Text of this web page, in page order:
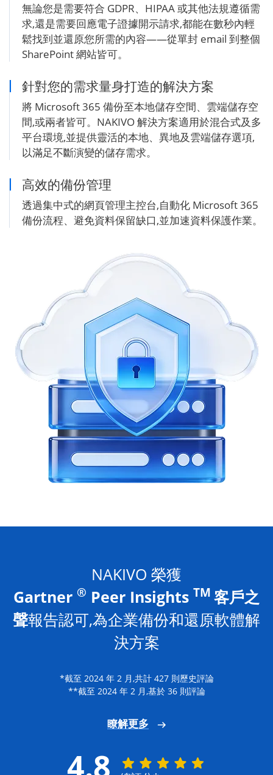
無論您是需要符合 GDPR、HIPAA 或其他法規遵循需
求,還是需要回應電子證據開示請求,都能在數秒內輕
鬆找到並還原您所需的內容——從單封 email 到整個
SharePoint 網站皆可。
針對您的需求量身打造的解決方案
將 Microsoft 365 備份至本地儲存空間、雲端儲存空
間,或兩者皆可。NAKIVO 解決方案適用於混合式及多
平台環境,並提供靈活的本地、異地及雲端儲存選項,
以滿足不斷演變的儲存需求。
高效的備份管理
透過集中式的網頁管理主控台,自動化 Microsoft 365
備份流程、避免資料保留缺口,並加速資料保護作業。
NAKIVO 榮獲
Gartner ® Peer Insights TM 客戶之
聲報告認可,為企業備份和還原軟體解
決方案
*截至 2024 年 2 月,共計 427 則歷史評論
**截至 2024 年 2 月,基於 36 則評論
瞭解更多
4.8